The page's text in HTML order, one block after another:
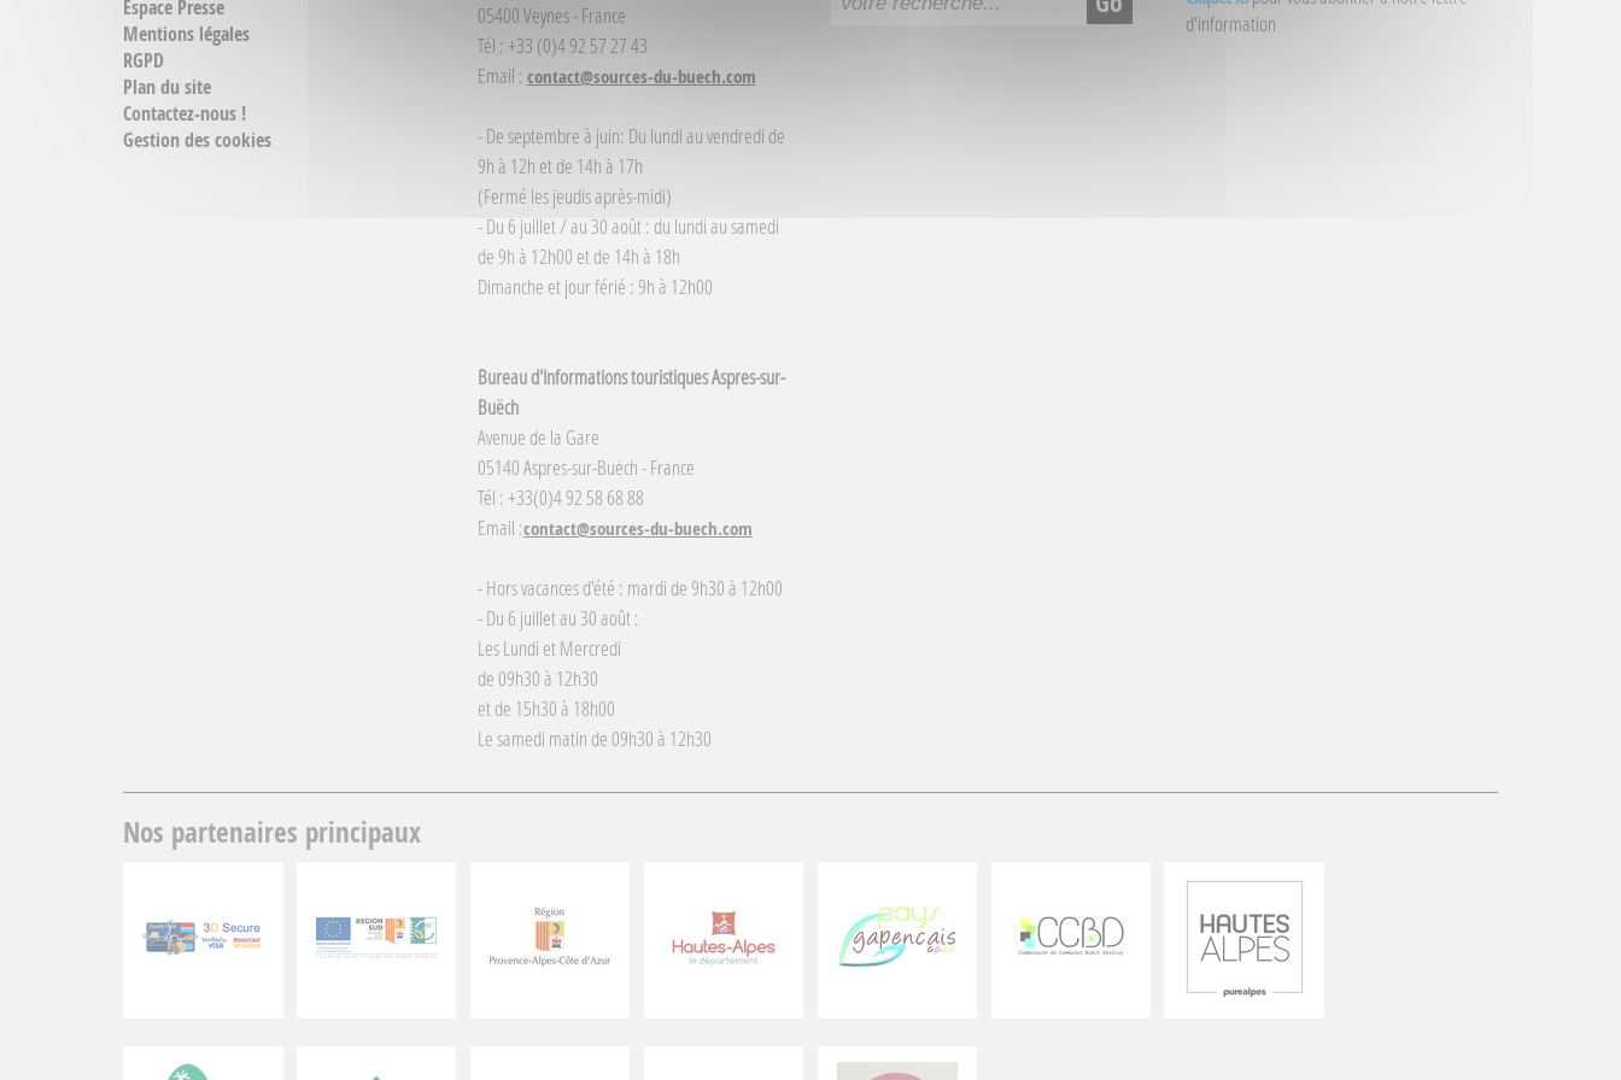
Espace Presse
Mentions légales
RGPD
Plan du site
Contactez-nous !
Gestion des cookies
05400 Veynes - France
Tél : +33 (0)4 92 57 27 43
Email : contact@sources-du-buech.com
- De septembre à juin: Du lundi au vendredi de
9h à 12h et de 14h à 17h
(Fermé les jeudis après-midi)
- Du 6 juillet / au 30 août : du lundi au samedi
de 9h à 12h00 et de 14h à 18h
Dimanche et jour férié : 9h à 12h00
Bureau d'Informations touristiques Aspres-sur-
Buëch
Avenue de la Gare
05140 Aspres-sur-Buëch - France
Tél : +33(0)4 92 58 68 88
Email :contact@sources-du-buech.com
- Hors vacances d'été : mardi de 9h30 à 12h00
- Du 6 juillet au 30 août :
Les Lundi et Mercredi
de 09h30 à 12h30
et de 15h30 à 18h00
Le samedi matin de 09h30 à 12h30
d'information
Nos partenaires principaux